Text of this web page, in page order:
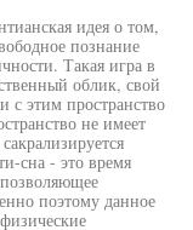
идея о том,
познание
Такая игра в
облик, свой
с этим пространство
не имеет
сна - это время
поэтому данное